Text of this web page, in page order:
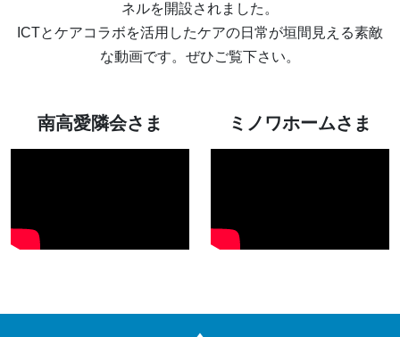
ネルを開設されました。
ICTとケアコラボを活用したケアの日常が垣間見える素敵
な動画です。ぜひご覧下さい。
南高愛隣会さま ミノワホームさま